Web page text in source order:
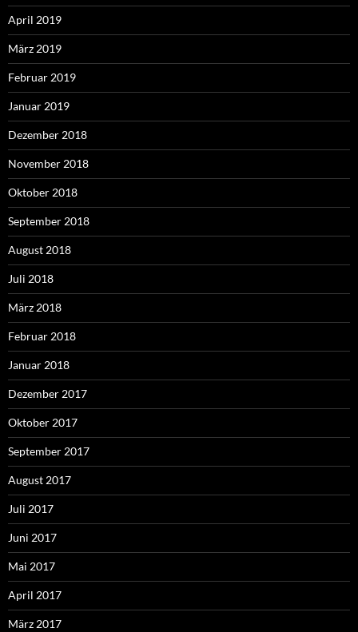
April 2019
März 2019
Februar 2019
Januar 2019
Dezember 2018
November 2018
Oktober 2018
September 2018
August 2018
Juli 2018
März 2018
Februar 2018
Januar 2018
Dezember 2017
Oktober 2017
September 2017
August 2017
Juli 2017
Juni 2017
Mai 2017
April 2017
März 2017